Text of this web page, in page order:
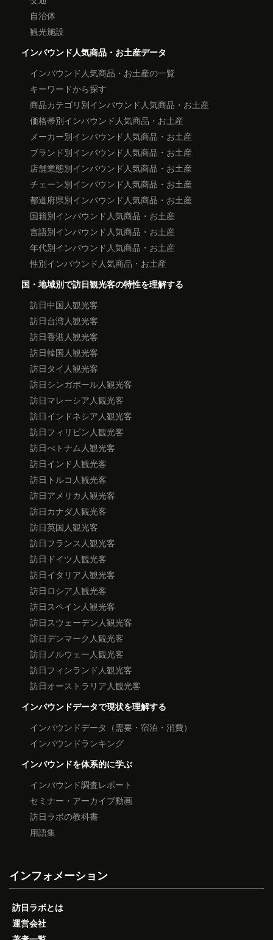
自治体
観光施設
インバウンド人気商品・お土産データ
インバウンド人気商品・お土産の一覧
キーワードから探す
商品カテゴリ別インバウンド人気商品・お土産
価格帯別インバウンド人気商品・お土産
メーカー別インバウンド人気商品・お土産
ブランド別インバウンド人気商品・お土産
店舗業態別インバウンド人気商品・お土産
チェーン別インバウンド人気商品・お土産
都道府県別インバウンド人気商品・お土産
国籍別インバウンド人気商品・お土産
言語別インバウンド人気商品・お土産
年代別インバウンド人気商品・お土産
性別インバウンド人気商品・お土産
国・地域別で訪日観光客の特性を理解する
訪日中国人観光客
訪日台湾人観光客
訪日香港人観光客
訪日韓国人観光客
訪日タイ人観光客
訪日シンガポール人観光客
訪日マレーシア人観光客
訪日インドネシア人観光客
訪日フィリピン人観光客
訪日べトナム人観光客
訪日インド人観光客
訪日トルコ人観光客
訪日アメリカ人観光客
訪日カナダ人観光客
訪日英国人観光客
訪日フランス人観光客
訪日ドイツ人観光客
訪日イタリア人観光客
訪日ロシア人観光客
訪日スペイン人観光客
訪日スウェーデン人観光客
訪日デンマーク人観光客
訪日ノルウェー人観光客
訪日フィンランド人観光客
訪日オーストラリア人観光客
インバウンドデータで現状を理解する
インバウンドデータ（需要・宿泊・消費）
インバウンドランキング
インバウンドを体系的に学ぶ
インバウンド調査レポート
セミナー・アーカイブ動画
訪日ラボの教科書
用語集
インフォメーション
訪日ラボとは
運営会社